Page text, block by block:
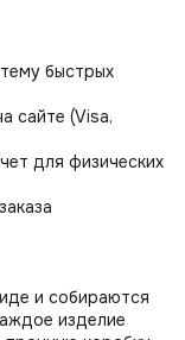
стулья
предотвращает
Моби идеальным
от типа
как
быстрых
сайте (Visa,
для физических
и собираются
изделие